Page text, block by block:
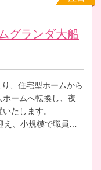
グランダ大船
、住宅型ホームから
ームへ転換し、夜
たします。
、小規模で職員と
活しやすく、近隣